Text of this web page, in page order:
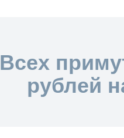
Всех
рублей